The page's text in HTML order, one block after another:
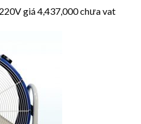
giá 4,437,000 chưa vat